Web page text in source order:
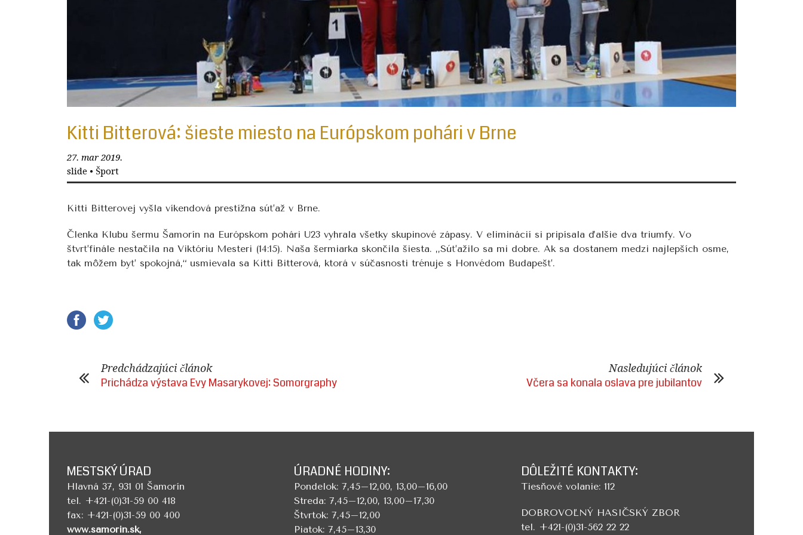
Kitti Bitterová: šieste miesto na Európskom pohári v Brne
27. mar 2019.
slide • Šport
Kitti Bitterovej vyšla víkendová prestížna súťaž v Brne.
Členka Klubu šermu Šamorín na Európskom pohári U23 vyhrala všetky skupinové zápasy. V eliminácií si pripísala ďalšie dva triumfy. Vo
štvrťfinále nestačila na Viktóriu Mesteri (14:15). Naša šermiarka skončila šiesta. ,,Súťažilo sa mi dobre. Ak sa dostanem medzi najlepších osme,
tak môžem byť spokojná,“ usmievala sa Kitti Bitterová, ktorá v súčasnosti trénuje s Honvédom Budapešť.
Predchádzajúci článok
Prichádza výstava Evy Masarykovej: Somorgraphy
Nasledujúci článok
Včera sa konala oslava pre jubilantov
MESTSKÝ ÚRAD
Hlavná 37, 931 01 Šamorín
tel. +421-(0)31-59 00 418
fax: +421-(0)31-59 00 400
www.samorin.sk,
ÚRADNÉ HODINY:
Pondelok: 7,45–12,00, 13,00–16,00
Streda: 7,45–12,00, 13,00–17,30
Štvrtok: 7,45–12,00
Piatok: 7,45–13,30
DÔLEŽITÉ KONTAKTY:
Tiesňové volanie: 112
DOBROVOĽNÝ HASIČSKÝ ZBOR
tel. +421-(0)31-562 22 22